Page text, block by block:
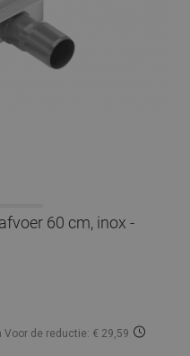
60 cm, inox -
Voor de reductie: € 29,59